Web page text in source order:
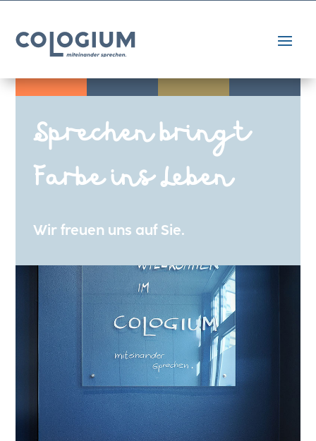
Sprechen bringt
Farbe ins Leben
Wir freuen uns auf Sie.